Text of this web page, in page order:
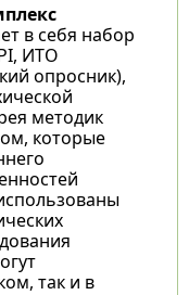
в себя набор
ИТО
опросник),
методик
которые
так и в